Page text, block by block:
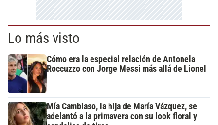
Lo más visto
Cómo era la especial relación de Antonela
Roccuzzo con Jorge Messi más allá de Lionel
Mía Cambiaso, la hija de María Vázquez, se
adelantó a la primavera con su look floral y